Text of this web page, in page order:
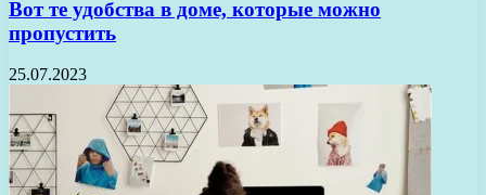
Вот те удобства в доме, которые можно
пропустить
25.07.2023